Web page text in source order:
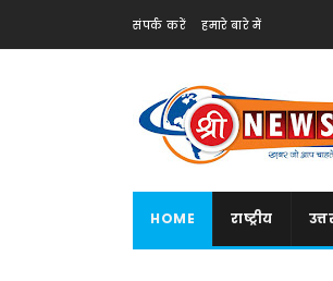
संपर्क करें हमारे बारे में
HOME राष्ट्रीय